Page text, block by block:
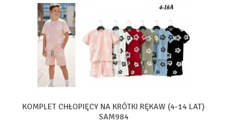
KOMPLET CHŁOPIĘCY NA KRÓTKI RĘKAW (4-14 LAT)
SAM984